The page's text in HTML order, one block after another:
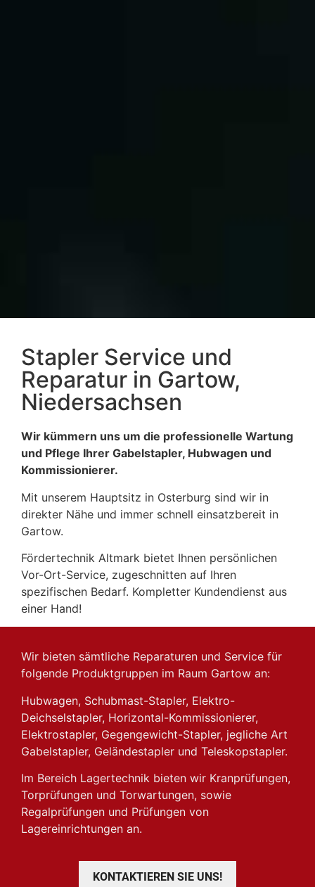
Stapler Service und
Reparatur in Gartow,
Niedersachsen
Wir kümmern uns um die professionelle Wartung
und Pflege Ihrer Gabelstapler, Hubwagen und
Kommissionierer.
Mit unserem Hauptsitz in Osterburg sind wir in
direkter Nähe und immer schnell einsatzbereit in
Gartow.
Fördertechnik Altmark bietet Ihnen persönlichen
Vor-Ort-Service, zugeschnitten auf Ihren
spezifischen Bedarf. Kompletter Kundendienst aus
einer Hand!
Wir bieten sämtliche Reparaturen und Service für
folgende Produktgruppen im Raum Gartow an:
Hubwagen, Schubmast-Stapler, Elektro-
Deichselstapler, Horizontal-Kommissionierer,
Elektrostapler, Gegengewicht-Stapler, jegliche Art
Gabelstapler, Geländestapler und Teleskopstapler.
Im Bereich Lagertechnik bieten wir Kranprüfungen,
Torprüfungen und Torwartungen, sowie
Regalprüfungen und Prüfungen von
Lagereinrichtungen an.
KONTAKTIEREN SIE UNS!